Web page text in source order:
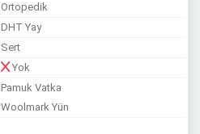
Ortopedik
DHT Yay
Sert
Yok
Pamuk Vatka
Woolmark Yün